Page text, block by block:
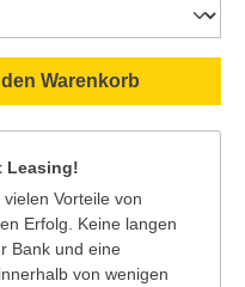
gewünschten
den Warenkorb
Leasing!
Vorteile von
Erfolg. Keine langen
Bank und eine
von wenigen